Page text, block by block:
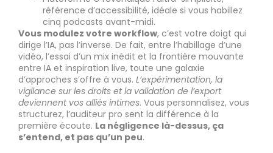
référence d’accessibilité, idéale si vous habillez
cinq podcasts avant-midi.
Vous modulez votre workflow, c’est votre doigt qui
dirige l’IA, pas l’inverse. De fait, entre l’habillage d’une
vidéo, l’essai d’un mix inédit et la frontière mouvante
entre IA et inspiration live, toute une galaxie
d’approches s’offre à vous. L’expérimentation, la
vigilance sur les droits et la validation de l’export
deviennent vos alliés intimes. Vous personnalisez, vous
structurez, l’auditeur pro sent la différence à la
première écoute. La négligence là-dessus, ça
s’entend, et pas qu’un peu.